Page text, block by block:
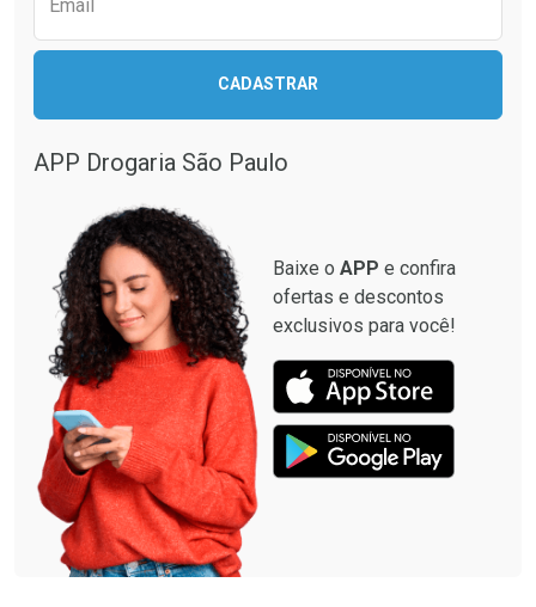
Email
CADASTRAR
APP Drogaria São Paulo
Baixe o APP e confira
ofertas e descontos
exclusivos para você!